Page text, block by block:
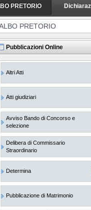
PRETORIO
PRETORIO
Pubblicazioni Online
Altri Atti
Atti giudiziari
Avviso Bando di Concorso e
selezione
Delibera di Commissario
Straordinario
Determina
Pubblicazione di Matrimonio